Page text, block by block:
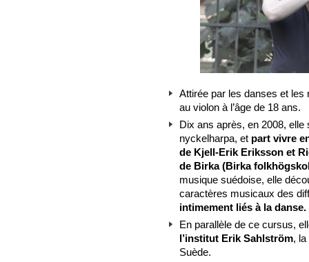
Attirée par les danses et les
au violon à l’âge de 18 ans.
Dix ans après, en 2008,
nyckelharpa, et part vivre
de Kjell-Erik Eriksson et
de Birka (Birka
musique suédoise, elle
caractères musicaux des
intimement liés à la danse.
En parallèle de ce cursus,
l’institut Erik Sahlström,
Suède.